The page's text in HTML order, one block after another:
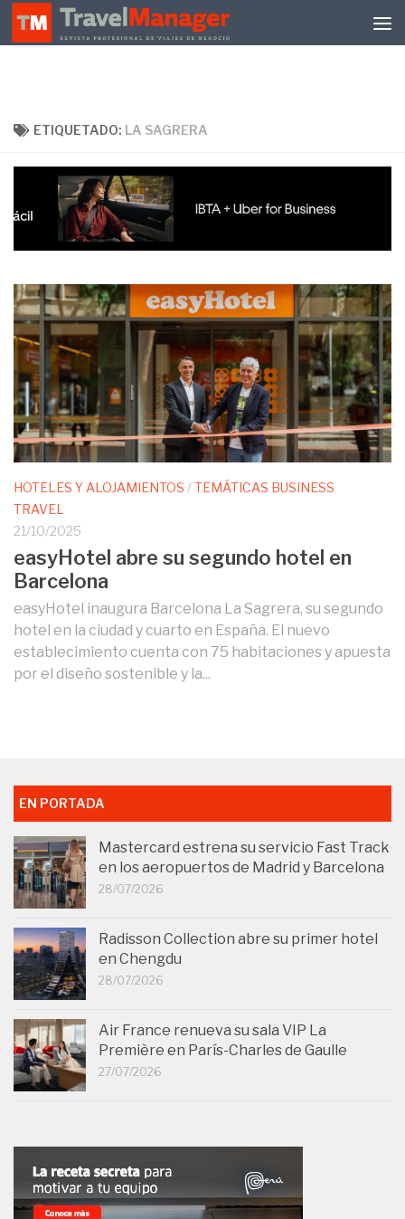
Debajo del contenido
ETIQUETADO: LA SAGRERA
HOTELES Y ALOJAMIENTOS /TEMÁTICAS BUSINESS
TRAVEL
21/10/2025
easyHotel abre su segundo hotel en
Barcelona
easyHotel inaugura Barcelona La Sagrera, su segundo
hotel en la ciudad y cuarto en España. El nuevo
establecimiento cuenta con 75 habitaciones y apuesta
por el diseño sostenible y la...
EN PORTADA
Mastercard estrena su servicio Fast Track
en los aeropuertos de Madrid y Barcelona
28/07/2026
Radisson Collection abre su primer hotel
en Chengdu
28/07/2026
Air France renueva su sala VIP La
Première en París-Charles de Gaulle
27/07/2026